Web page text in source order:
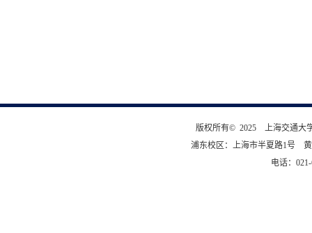
版权所有© 2025 上海交通大
浦东校区：上海市半夏路1号
电话：